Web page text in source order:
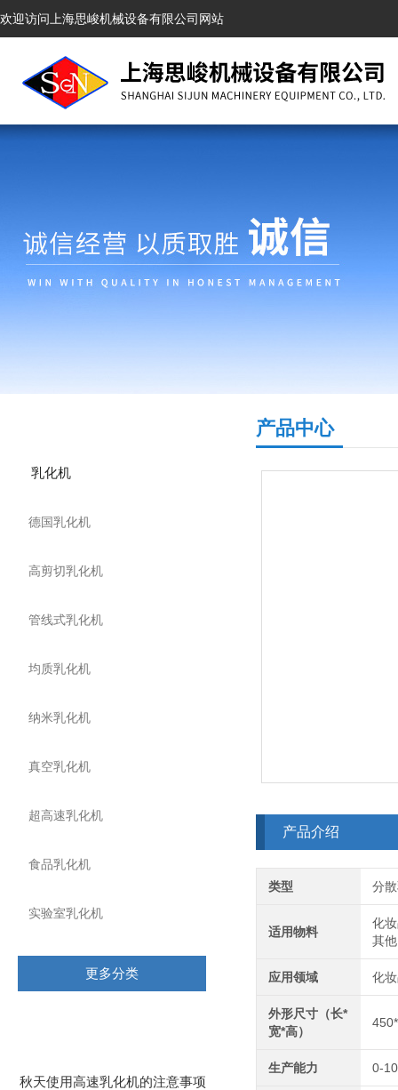
欢迎访问上海思峻机械设备有限公司网站
乳化机
德国乳化机
高剪切乳化机
管线式乳化机
均质乳化机
纳米乳化机
真空乳化机
超高速乳化机
食品乳化机
实验室乳化机
更多分类
秋天使用高速乳化机的注意事项
产品中心
产品介绍
类型 分
适用物料
化
其他
应用领域 化
外形尺寸（长*
宽*高）
生产能力 0-